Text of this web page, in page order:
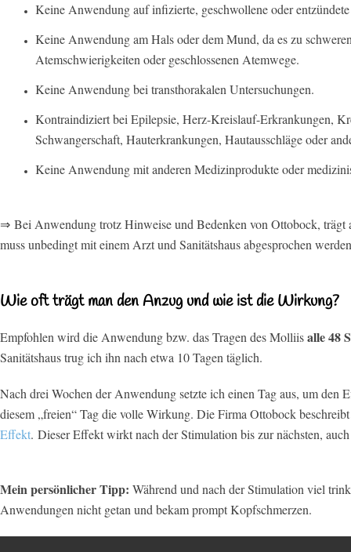
Keine Anwendung auf infizierte, geschwollene oder
Keine Anwendung am Hals oder dem Mund, da es zu
Atemschwierigkeiten oder geschlossenen Atemwege.
Keine Anwendung bei transthorakalen Untersuchungen.
Kontraindiziert bei Epilepsie, Herz-Kreislauf-Erkrankungen,
Schwangerschaft, Hauterkrankungen, Hautausschläge oder
Keine Anwendung mit anderen Medizinprodukte oder
⇒ Bei Anwendung trotz Hinweise und Bedenken von Ottobock, trägt
muss unbedingt mit einem Arzt und Sanitätshaus abgesprochen
Wie oft trägt man den Anzug und wie ist die Wirkung?
Empfohlen wird die Anwendung bzw. das Tragen des Molliisalle 48
Sanitätshaus trug ich ihn nach etwa 10 Tagen täglich.
Nach drei Wochen der Anwendung setzte ich einen Tag aus, um den
diesem „freien“ Tag die volle Wirkung. Die Firma Ottobock
Effekt. Dieser Effekt wirkt nach der Stimulation bis zur nächsten,
Mein persönlicher Tipp: Während und nach der Stimulation viel
Anwendungen nicht getan und bekam prompt Kopfschmerzen.